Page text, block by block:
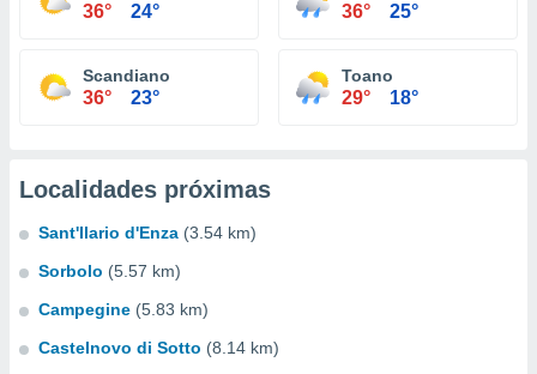
36° 24° 36° 25°
Scandiano
36° 23°
Toano
29° 18°
Localidades próximas
Sant'Ilario d'Enza (3.54 km)
Sorbolo (5.57 km)
Campegine (5.83 km)
Castelnovo di Sotto (8.14 km)